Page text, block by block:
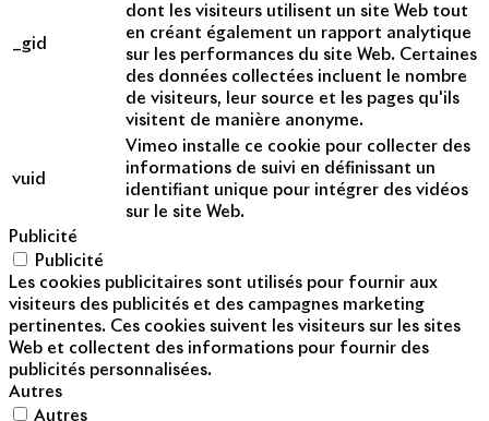
_gid
dont les visiteurs utilisent un site Web tout
en créant également un rapport analytique
sur les performances du site Web. Certaines
des données collectées incluent le nombre
de visiteurs, leur source et les pages qu'ils
visitent de manière anonyme.
vuid
Vimeo installe ce cookie pour collecter des
informations de suivi en définissant un
identifiant unique pour intégrer des vidéos
sur le site Web.
Publicité
Publicité
Les cookies publicitaires sont utilisés pour fournir aux
visiteurs des publicités et des campagnes marketing
pertinentes. Ces cookies suivent les visiteurs sur les sites
Web et collectent des informations pour fournir des
publicités personnalisées.
Autres
Autres